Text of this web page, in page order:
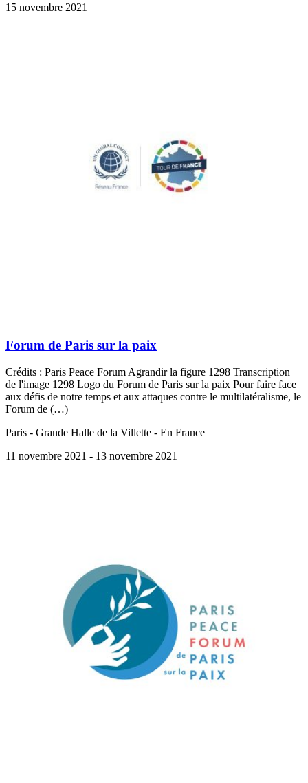
15 novembre 2021
Forum de Paris sur la paix
Crédits : Paris Peace Forum Agrandir la figure 1298 Transcription
de l'image 1298 Logo du Forum de Paris sur la paix Pour faire face
aux défis de notre temps et aux attaques contre le multilatéralisme, le
Forum de (…)
Paris - Grande Halle de la Villette - En France
11 novembre 2021 - 13 novembre 2021